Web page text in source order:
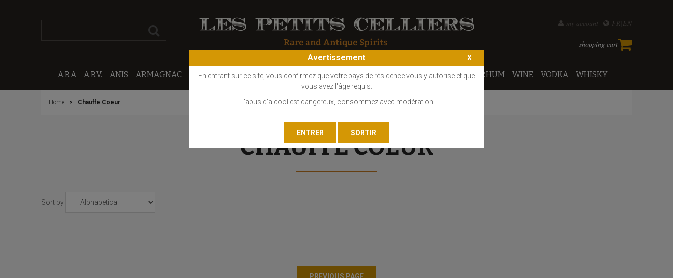
FR EN
my account
shopping cart
A.B.A A.B.V. ANIS ARMAGNAC CALVADOS COGNAC EAU DE VIE GIN LIQUEUR MARC - FINE PORTO RHUM WINE VODKA WHISKY
Home Chauffe Coeur
CHAUFFE COEUR
Sort by
Avertissement
En entrant sur ce site, vous confirmez que votre pays de résidence vous y autorise et que
vous avez l'âge requis.
L'abus d'alcool est dangereux, consommez avec modération